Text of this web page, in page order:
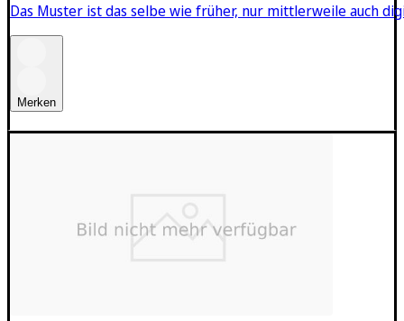
Das Muster ist das selbe wie früher, nur mittlerweile auch
Merken